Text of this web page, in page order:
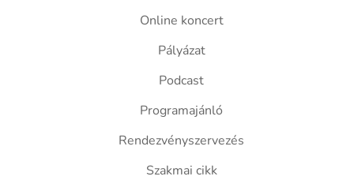
Online koncert
Pályázat
Podcast
Programajánló
Rendezvényszervezés
Szakmai cikk